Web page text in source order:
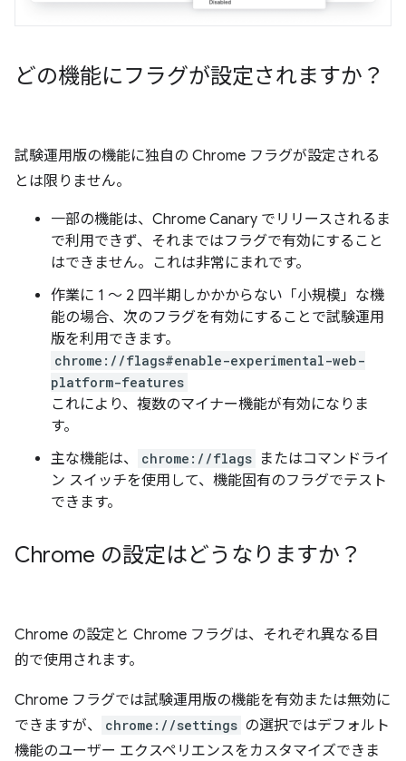
どの機能にフラグが設定されますか？
試験運用版の機能に独自の Chrome フラグが設定される
とは限りません。
一部の機能は、Chrome Canary でリリースされるま
で利用できず、それまではフラグで有効にすること
はできません。これは非常にまれです。
作業に 1 ～ 2 四半期しかかからない「小規模」な機
能の場合、次のフラグを有効にすることで試験運用
版を利用できます。
chrome://flags#enable-experimental-web-
platform-features
これにより、複数のマイナー機能が有効になりま
す。
主な機能は、
chrome://flags またはコマンドライ
ン スイッチを使用して、機能固有のフラグでテスト
できます。
Chrome の設定はどうなりますか？
Chrome の設定と Chrome フラグは、それぞれ異なる目
的で使用されます。
Chrome フラグでは試験運用版の機能を有効または無効に
できますが、
chrome://settings の選択ではデフォルト
機能のユーザー エクスペリエンスをカスタマイズできま